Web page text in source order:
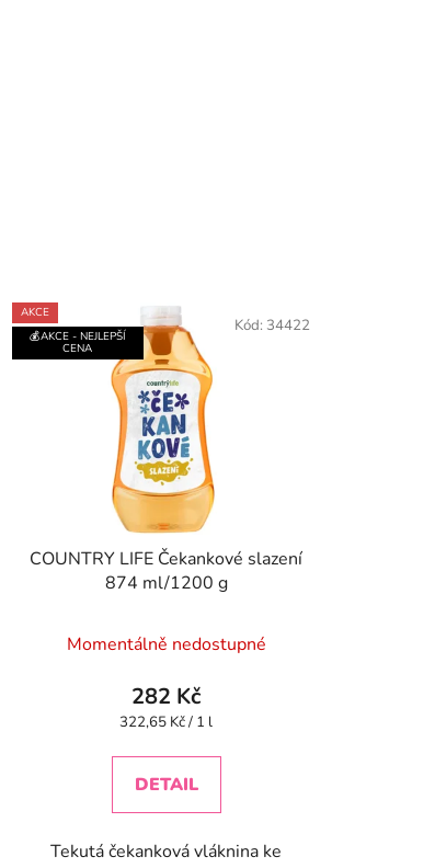
AKCE
💰AKCE - NEJLEPŠÍ
CENA
COUNTRY LIFE Čekankové slazení
874 ml/1200 g
Momentálně nedostupné
282 Kč
Měrná
322,65 Kč / 1 l
DETAIL
Tekutá čekanková vláknina ke
Kód: 34422